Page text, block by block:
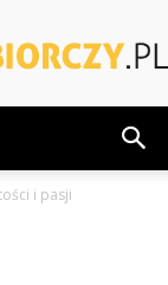
i pasji